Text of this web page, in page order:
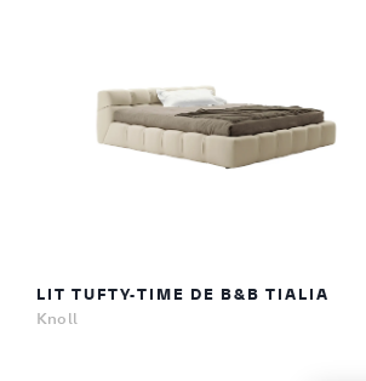
LIT TUFTY-TIME DE B&B TIALIA
Knoll